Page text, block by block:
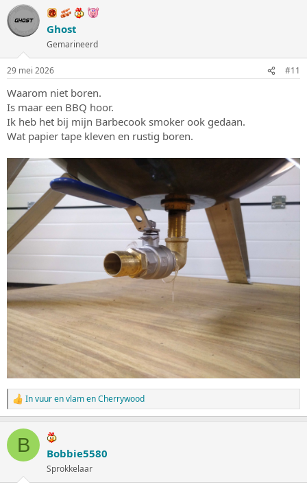
r
d
e
i
n
g
e
n
:
Ghost
Gemarineerd
29 mei 2026 #11
Waarom niet boren.
Is maar een BBQ hoor.
Ik heb het bij mijn Barbecook smoker ook gedaan.
Wat papier tape kleven en rustig boren.
W
a
r
e
i
In vuur en vlamenCherrywood
B Bobbie5580
Sprokkelaar